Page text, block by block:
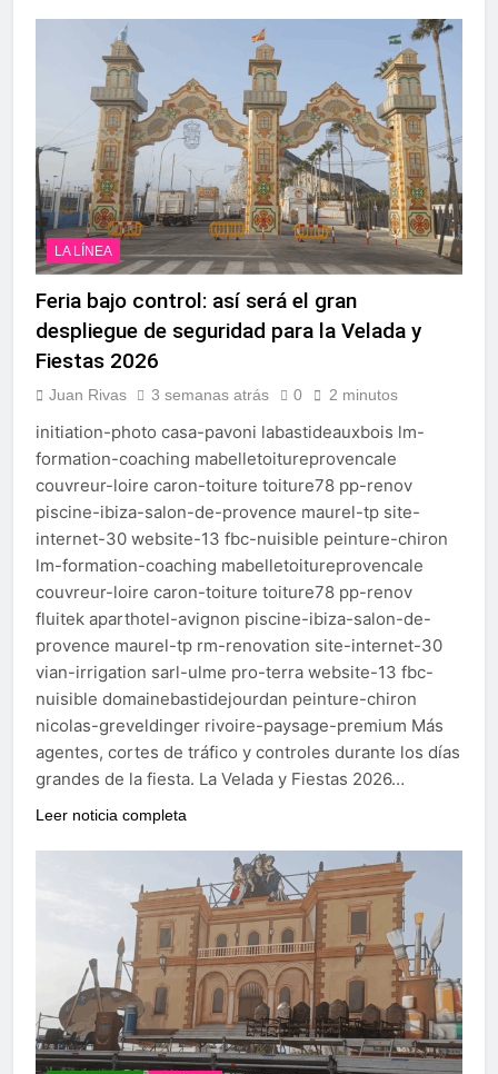
LA LÍNEA
Feria bajo control: así será el gran
despliegue de seguridad para la Velada y
Fiestas 2026
Juan Rivas 3 semanas atrás 0 2 minutos
initiation-photo casa-pavoni labastideauxbois lm-
formation-coaching mabelletoitureprovencale
couvreur-loire caron-toiture toiture78 pp-renov
piscine-ibiza-salon-de-provence maurel-tp site-
internet-30 website-13 fbc-nuisible peinture-chiron
lm-formation-coaching mabelletoitureprovencale
couvreur-loire caron-toiture toiture78 pp-renov
fluitek aparthotel-avignon piscine-ibiza-salon-de-
provence maurel-tp rm-renovation site-internet-30
vian-irrigation sarl-ulme pro-terra website-13 fbc-
nuisible domainebastidejourdan peinture-chiron
nicolas-greveldinger rivoire-paysage-premium Más
agentes, cortes de tráfico y controles durante los días
grandes de la fiesta. La Velada y Fiestas 2026…
Leer noticia completa